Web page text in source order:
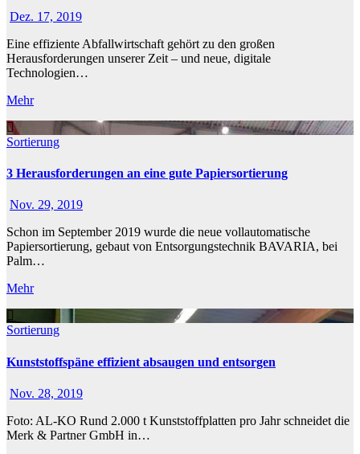
Dez. 17, 2019
Eine effiziente Abfallwirtschaft gehört zu den großen
Herausforderungen unserer Zeit – und neue, digitale
Technologien…
Mehr
Sortierung
3 Herausforderungen an eine gute Papiersortierung
Nov. 29, 2019
Schon im September 2019 wurde die neue vollautomatische
Papiersortierung, gebaut von Entsorgungstechnik BAVARIA, bei
Palm…
Mehr
Sortierung
Kunststoffspäne effizient absaugen und entsorgen
Nov. 28, 2019
Foto: AL-KO Rund 2.000 t Kunststoffplatten pro Jahr schneidet die
Merk & Partner GmbH in…